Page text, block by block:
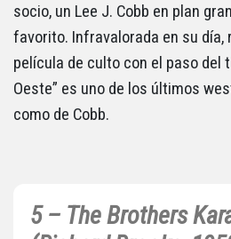
socio, un Lee J. Cobb en plan
favorito. Infravalorada en su día,
película de culto con el paso del
Oeste” es uno de los últimos
como de Cobb.
5 – The Brothers